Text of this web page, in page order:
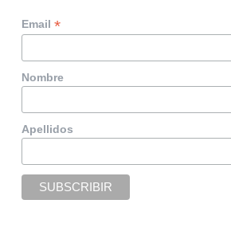
Email*
Nombre
Apellidos